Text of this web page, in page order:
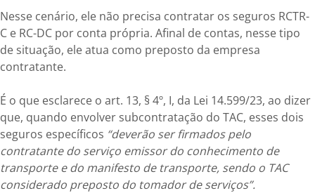
Nesse cenário, ele não precisa contratar os seguros RCTR-
C e RC-DC por conta própria. Afinal de contas, nesse tipo
de situação, ele atua como preposto da empresa
contratante.
É o que esclarece o art. 13, § 4º, I, da Lei 14.599/23, ao dizer
que, quando envolver subcontratação do TAC, esses dois
seguros específicos “deverão ser firmados pelo
contratante do serviço emissor do conhecimento de
transporte e do manifesto de transporte, sendo o TAC
considerado preposto do tomador de serviços”.